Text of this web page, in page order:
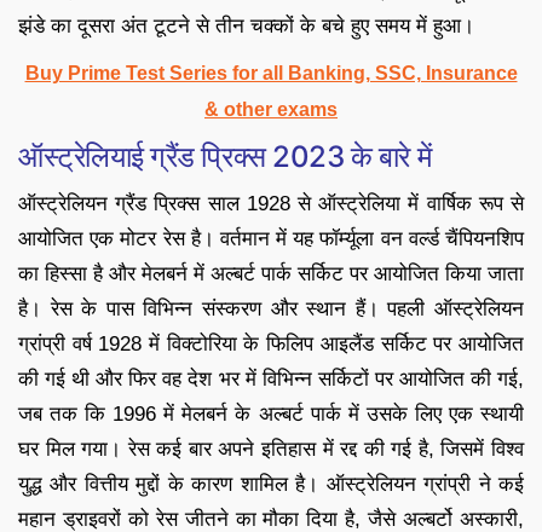
झंडे का दूसरा अंत टूटने से तीन चक्कों के बचे हुए समय में हुआ।
Buy Prime Test Series for all Banking, SSC, Insurance
& other exams
ऑस्ट्रेलियाई ग्रैंड प्रिक्स 2023 के बारे में
ऑस्ट्रेलियन ग्रैंड प्रिक्स साल 1928 से ऑस्ट्रेलिया में वार्षिक रूप से
आयोजित एक मोटर रेस है। वर्तमान में यह फॉर्म्यूला वन वर्ल्ड चैंपियनशिप
का हिस्सा है और मेलबर्न में अल्बर्ट पार्क सर्किट पर आयोजित किया जाता
है। रेस के पास विभिन्न संस्करण और स्थान हैं। पहली ऑस्ट्रेलियन
ग्रांप्री वर्ष 1928 में विक्टोरिया के फिलिप आइलैंड सर्किट पर आयोजित
की गई थी और फिर वह देश भर में विभिन्न सर्किटों पर आयोजित की गई,
जब तक कि 1996 में मेलबर्न के अल्बर्ट पार्क में उसके लिए एक स्थायी
घर मिल गया। रेस कई बार अपने इतिहास में रद्द की गई है, जिसमें विश्व
युद्ध और वित्तीय मुद्दों के कारण शामिल है। ऑस्ट्रेलियन ग्रांप्री ने कई
महान ड्राइवरों को रेस जीतने का मौका दिया है, जैसे अल्बर्टो अस्कारी,